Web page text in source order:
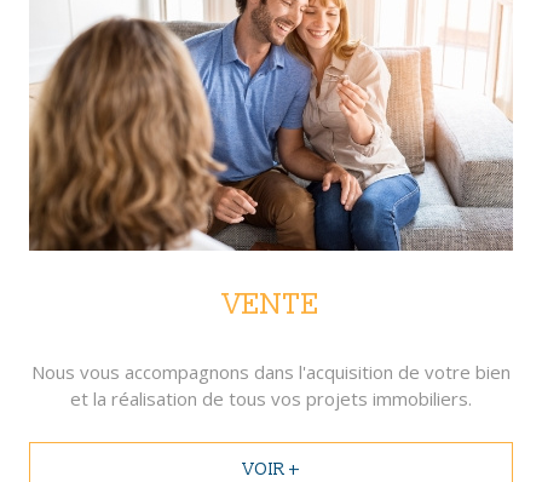
VENTE
Nous vous accompagnons dans l'acquisition de votre bien
et la réalisation de tous vos projets immobiliers.
VOIR +